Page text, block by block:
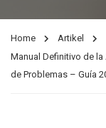
Home
Artikel
Manual Definitivo de
de Problemas – Guía